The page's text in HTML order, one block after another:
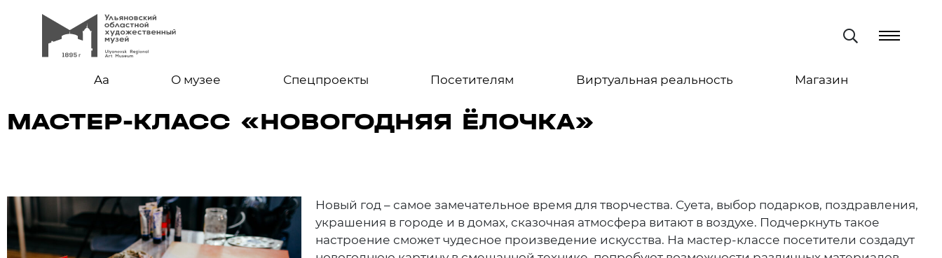
Aa О музее Спецпроекты Посетителям Виртуальная реальность Магазин
МАСТЕР-КЛАСС «НОВОГОДНЯЯ ЁЛОЧКА»
Новый год – самое замечательное время для творчества. Суета, выбор подарков, поздравления,
украшения в городе и в домах, сказочная атмосфера витают в воздухе. Подчеркнуть такое
настроение сможет чудесное произведение искусства. На мастер-классе посетители создадут